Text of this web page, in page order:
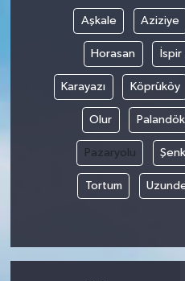
Aşkale Aziziye
Horasan İspir
Karayazı Köprüköy
Olur
Pazaryolu
Tortum